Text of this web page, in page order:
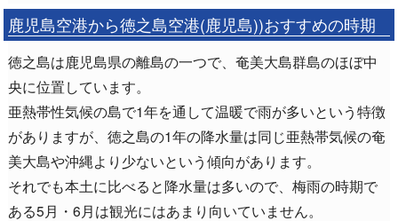
鹿児島空港から徳之島空港(鹿児島))おすすめの時期
徳之島は鹿児島県の離島の一つで、奄美大島群島のほぼ中
央に位置しています。
亜熱帯性気候の島で1年を通して温暖で雨が多いという特徴
がありますが、徳之島の1年の降水量は同じ亜熱帯気候の奄
美大島や沖縄より少ないという傾向があります。
それでも本土に比べると降水量は多いので、梅雨の時期で
ある5月・6月は観光にはあまり向いていません。